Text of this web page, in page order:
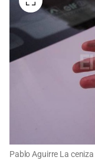
Pablo Aguirre La